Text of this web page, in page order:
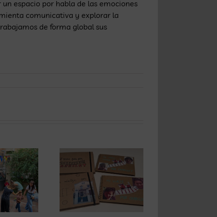
espacio por habla de las emociones
comunicativa y explorar la
de forma global sus
etapa
para
Carrilet se
llena de la
magia de los
cuentos por